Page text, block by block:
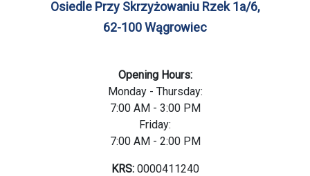
Osiedle Przy Skrzyżowaniu Rzek 1a/6,
62-100 Wągrowiec
Opening Hours:
Monday - Thursday:
7:00 AM - 3:00 PM
Friday:
7:00 AM - 2:00 PM
KRS:0000411240